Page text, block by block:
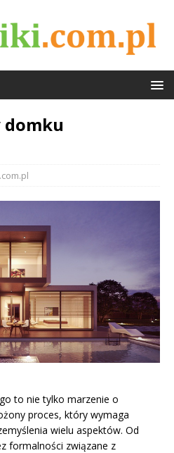
domku
to nie tylko marzenie o
proces, który wymaga
wielu aspektów. Od
formalności związane z